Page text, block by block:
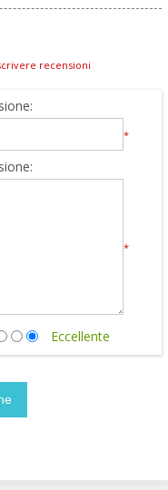
recensioni
*
*
Eccellente